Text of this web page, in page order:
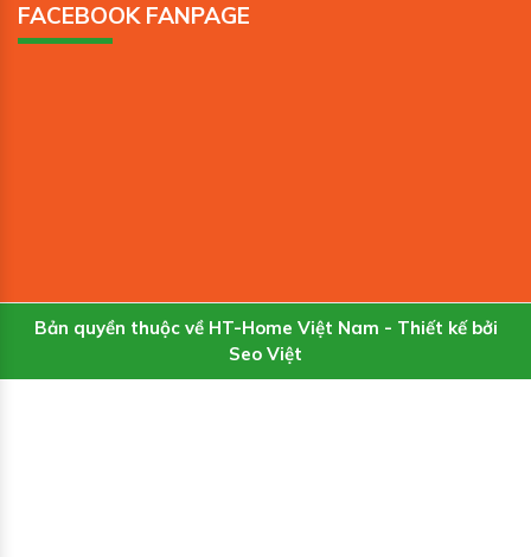
FACEBOOK FANPAGE
Bản quyền thuộc về HT-Home Việt Nam - Thiết kế bởi
Seo Việt